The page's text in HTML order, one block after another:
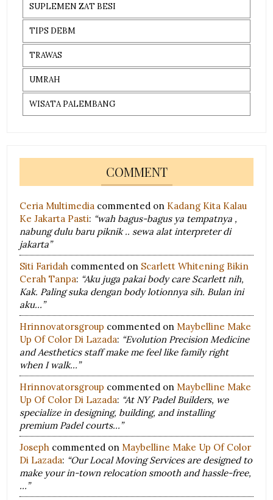
SUPLEMEN ZAT BESI
TIPS DEBM
TRAWAS
UMRAH
WISATA PALEMBANG
COMMENT
Ceria Multimedia commented on Kadang Kita Kalau
Ke Jakarta Pasti: “wah bagus-bagus ya tempatnya ,
nabung dulu baru piknik .. sewa alat interpreter di
jakarta”
Siti Faridah commented on Scarlett Whitening Bikin
Cerah Tanpa: “Aku juga pakai body care Scarlett nih,
Kak. Paling suka dengan body lotionnya sih. Bulan ini
aku…”
Hrinnovatorsgroup commented on Maybelline Make
Up Of Color Di Lazada: “Evolution Precision Medicine
and Aesthetics staff make me feel like family right
when I walk…”
Hrinnovatorsgroup commented on Maybelline Make
Up Of Color Di Lazada: “At NY Padel Builders, we
specialize in designing, building, and installing
premium Padel courts…”
Joseph commented on Maybelline Make Up Of Color
Di Lazada: “Our Local Moving Services are designed to
make your in-town relocation smooth and hassle-free,
…”